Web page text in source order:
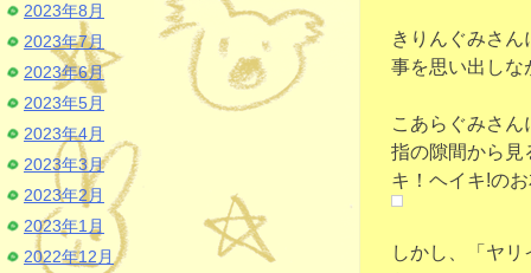
きりんぐみさ
事を思い出しな
こあらぐみさ
指の隙間から見
キ！ヘイキ!の
しかし、「ヤ
2023年8月
2023年7月
2023年6月
2023年5月
2023年4月
2023年3月
2023年2月
2023年1月
2022年12月